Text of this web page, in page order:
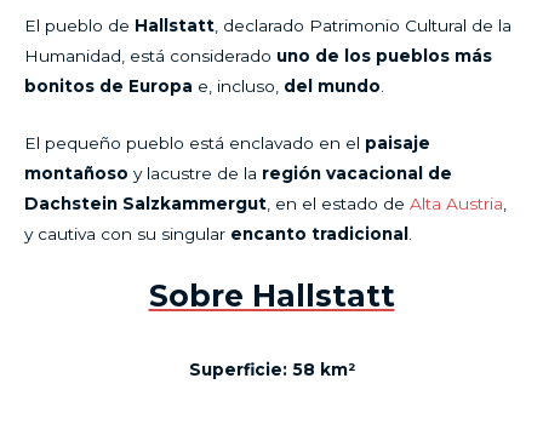
El pueblo de Hallstatt , declarado Patrimonio Cultural de la
Humanidad, está considerado uno de los pueblos más
bonitos de Europa e, incluso, del mundo
El pequeño pueblo está enclavado en el paisaje
montañoso y lacustre de la región vacacional de
Dachstein Salzkammergut , en el estado de Alta Austria
y cautiva con su singular encanto tradicional
Sobre Hallstatt
Superficie: 58 km²